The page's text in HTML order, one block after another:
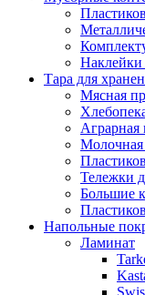
Наклейки
Тара для
Мясная
Тележки
Большие
Напольные
Ламинат